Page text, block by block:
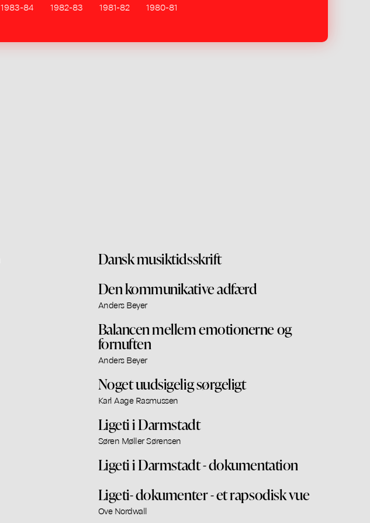
1983-84 1982-83 1981-82
1980-81
Dansk musiktidsskrift
Den kommunikative adfærd
Anders Beyer
Balancen mellem emotionerne og
fornuften
Anders Beyer
Noget uudsigelig sørgeligt
Karl Aage Rasmussen
Ligeti i Darmstadt
Søren Møller Sørensen
Ligeti i Darmstadt - dokumentation
Ligeti- dokumenter - et rapsodisk vue
Ove Nordwall